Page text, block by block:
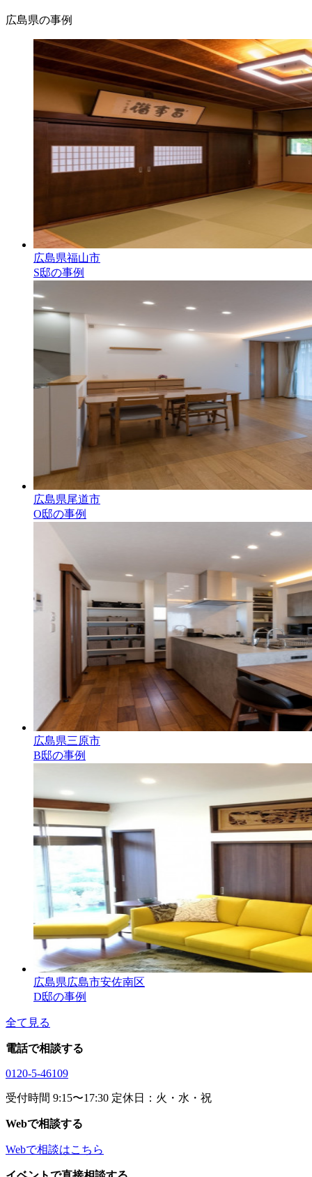
広島県の事例
広島県福山市
S邸の事例
広島県尾道市
O邸の事例
広島県三原市
B邸の事例
広島県広島市安佐南区
D邸の事例
全て見る
電話で相談する
0120-5-46109
受付時間 9:15〜17:30 定休日：火・水・祝
Webで相談する
Webで相談はこちら